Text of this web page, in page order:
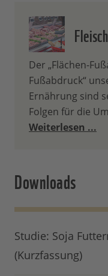
Der „Flächen-
Fußabdruck“
Ernährung sind
Folgen für die
Weiterlesen ...
Downloads
Studie: Soja
(Kurzfassung)